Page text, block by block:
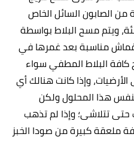
الصابون السائل الخاص
ويتم مسح البلاط بواسطة
مناسبة بعد غمرها في
البلاط المطفي سواء
وإذا كانت هنالك أي
هذا المحلول ولكن
حتى تتلاشى؛ وإذا لم تذهب
ملعقة كبيرة من صودا الخبز